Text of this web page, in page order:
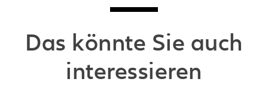
Das könnte Sie auch
interessieren